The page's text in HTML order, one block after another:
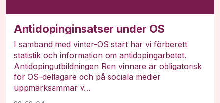
Antidopinginsatser under OS
I samband med vinter-OS start har vi förberett
statistik och information om antidopingarbetet.
Antidopingutbildningen Ren vinnare är obligatorisk
för OS-deltagare och på sociala medier
uppmärksammar v…